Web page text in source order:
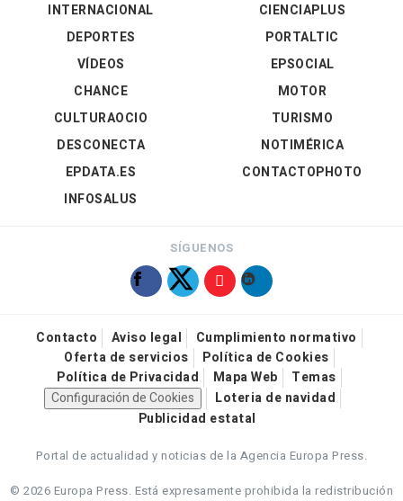
INTERNACIONAL
DEPORTES
VÍDEOS
CIENCIAPLUS
PORTALTIC
EPSOCIAL
CHANCE
CULTURAOCIO
DESCONECTA
EPDATA.ES
INFOSALUS
MOTOR
TURISMO
NOTIMÉRICA
CONTACTOPHOTO
SÍGUENOS
Contacto Aviso legal
Cumplimiento normativo
Oferta de servicios
Política de Cookies
Política de Privacidad
Mapa Web
Temas
Configuración de Cookies
Loteria de navidad
Publicidad estatal
Portal de actualidad y noticias de la Agencia Europa Press.
© 2026 Europa Press. Está expresamente prohibida la redistribución